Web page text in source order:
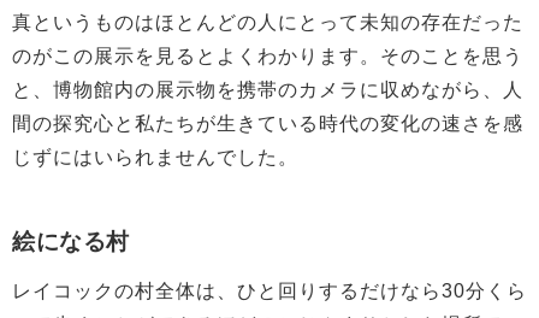
真というものはほとんどの人にとって未知の存在だった
のがこの展示を見るとよくわかります。そのことを思う
と、博物館内の展示物を携帯のカメラに収めながら、人
間の探究心と私たちが生きている時代の変化の速さを感
じずにはいられませんでした。
絵になる村
レイコックの村全体は、ひと回りするだけなら30分くら